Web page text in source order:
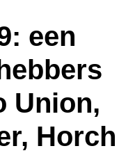
een
Union,
Horch